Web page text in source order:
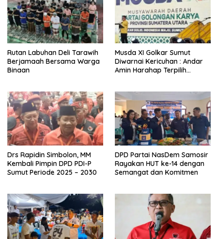
Rutan Labuhan Deli Tarawih
Berjamaah Bersama Warga
Binaan
Musda XI Golkar Sumut
Diwarnai Kericuhan : Andar
Amin Harahap Terpilih
Drs Rapidin Simbolon, MM
Kembali Pimpin DPD PDI-P
Sumut Periode 2025 – 2030
DPD Partai NasDem Samosir
Rayakan HUT ke-14 dengan
Semangat dan Komitmen